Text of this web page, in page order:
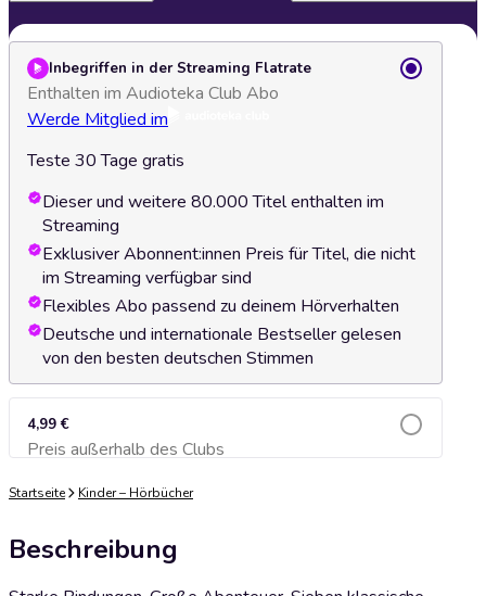
Inbegriffen in der Streaming Flatrate
Enthalten im Audioteka Club Abo
Werde Mitglied im
Teste 30 Tage gratis
Dieser und weitere 80.000 Titel enthalten im
Streaming
Exklusiver Abonnent:innen Preis für Titel, die nicht
im Streaming verfügbar sind
Flexibles Abo passend zu deinem Hörverhalten
Deutsche und internationale Bestseller gelesen
von den besten deutschen Stimmen
4,99 €
Preis außerhalb des ClubsZum Warenkorb hinzufügen
Startseite Kinder – Hörbücher
Beschreibung